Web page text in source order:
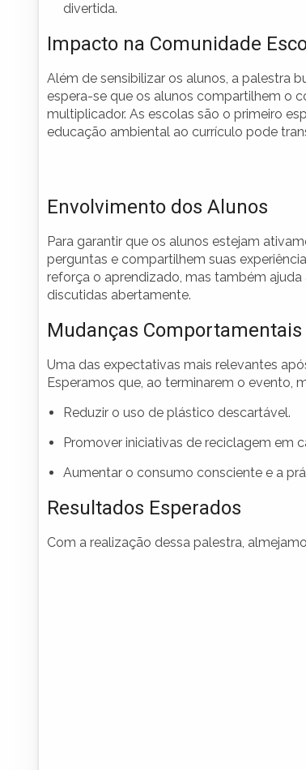
divertida.
Impacto na Comunidade
Além de sensibilizar os alunos, a palestra
espera-se que os alunos compartilhem o
multiplicador. As escolas são o primeiro
educação ambiental ao currículo pode
Envolvimento dos Alunos
Para garantir que os alunos estejam
perguntas e compartilhem suas
reforça o aprendizado, mas também
discutidas abertamente.
Mudanças Comportamentais
Uma das expectativas mais relevantes
Esperamos que, ao terminarem o evento,
Reduzir o uso de plástico descartável.
Promover iniciativas de reciclagem em
Aumentar o consumo consciente e a
Resultados Esperados
Com a realização dessa palestra,